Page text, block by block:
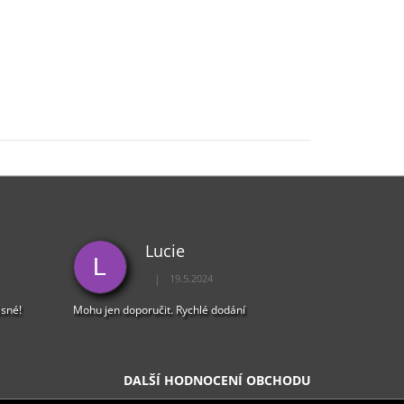
z 5 hvězdiček.
L
Lucie
Hodnocení obchodu je 5 z 5 hvězdiček.
| 19.5.2024
Mohu jen doporučit. Rychlé dodání
DALŠÍ HODNOCENÍ OBCHODU